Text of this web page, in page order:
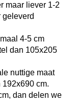
maar liever 1-2
geleverd
4-5 cm
dan 105x205
nuttige maat
192x690 cm.
dan delen we